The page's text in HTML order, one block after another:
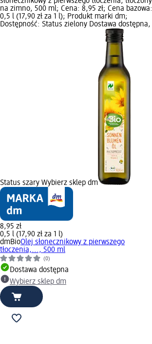
na zimno, 500 ml; Cena: 8,95 zł; Cena bazowa:
0,5 l (17,90 zł za 1 l); Produkt marki dm;
Dostępność: Status zielony Dostawa dostępna,
Status szary Wybierz sklep dm
8,95 zł
0,5 l (17,90 zł za 1 l)
dmBioOlej słonecznikowy z pierwszego
tłoczenia,..., 500 ml
(0)
Dostawa dostępna
Wybierz sklep dm